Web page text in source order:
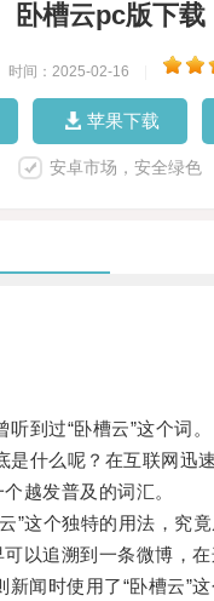
卧槽云pc版下载
时间：2025-02-16
苹果下载
安卓市场，安全绿色
到过“卧槽云”这个词。
什么呢？在互联网迅
越发普及的词汇。
这个独特的用法，究竟
可以追溯到一条微博，
闻时使用了“卧槽云”这